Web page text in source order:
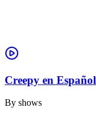
Creepy en Español
By shows